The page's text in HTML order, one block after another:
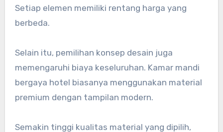
Setiap elemen memiliki rentang harga yang
berbeda.
Selain itu, pemilihan konsep desain juga
memengaruhi biaya keseluruhan. Kamar mandi
bergaya hotel biasanya menggunakan material
premium dengan tampilan modern.
Semakin tinggi kualitas material yang dipilih,